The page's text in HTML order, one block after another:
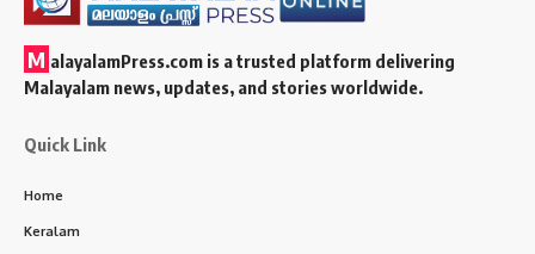
M alayalamPress.com is a trusted platform delivering
Malayalam news, updates, and stories worldwide.
Quick Link
Home
Keralam